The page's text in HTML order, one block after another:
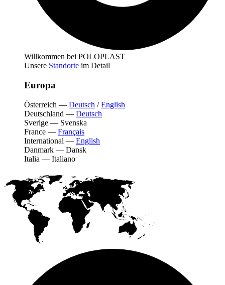
Willkommen bei POLOPLAST
Unsere Standorte im Detail
Europa
Österreich — Deutsch /English
Deutschland — Deutsch
Sverige — Svenska
France — Français
International — English
Danmark — Dansk
Italia — Italiano